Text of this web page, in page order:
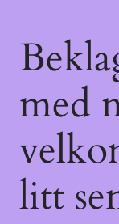
med
litt